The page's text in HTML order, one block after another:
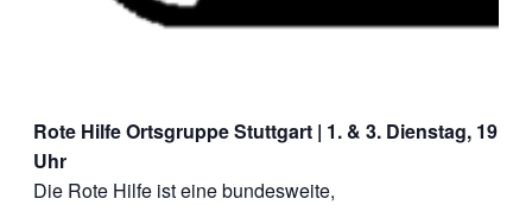
Rote Hilfe Ortsgruppe Stuttgart | 1. & 3. Dienstag, 19
Uhr
Die Rote Hilfe ist eine bundesweite,